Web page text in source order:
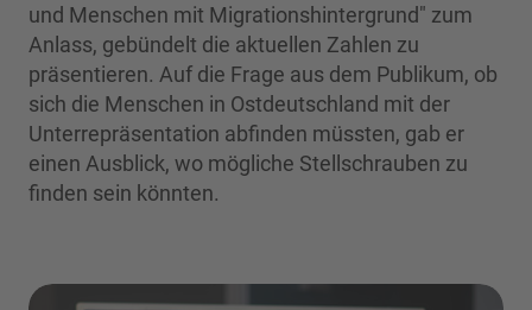
und Menschen mit Migrationshintergrund" zum
Anlass, gebündelt die aktuellen Zahlen zu
präsentieren. Auf die Frage aus dem Publikum, ob
sich die Menschen in Ostdeutschland mit der
Unterrepräsentation abfinden müssten, gab er
einen Ausblick, wo mögliche Stellschrauben zu
finden sein könnten.